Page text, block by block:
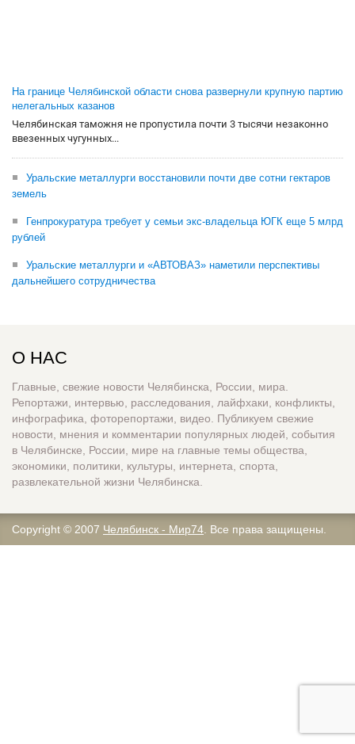
На границе Челябинской области снова развернули крупную партию
нелегальных казанов
Челябинская таможня не пропустила почти 3 тысячи незаконно
ввезенных чугунных...
Уральские металлурги восстановили почти две сотни гектаров
земель
Генпрокуратура требует у семьи экс-владельца ЮГК еще 5 млрд
рублей
Уральские металлурги и «АВТОВАЗ» наметили перспективы
дальнейшего сотрудничества
О НАС
Главные, свежие новости Челябинска, России, мира.
Репортажи, интервью, расследования, лайфхаки, конфликты,
инфографика, фоторепортажи, видео. Публикуем свежие
новости, мнения и комментарии популярных людей, события
в Челябинске, России, мире на главные темы общества,
экономики, политики, культуры, интернета, спорта,
развлекательной жизни Челябинска.
Copyright © 2007 Челябинск - Мир74. Все права защищены.